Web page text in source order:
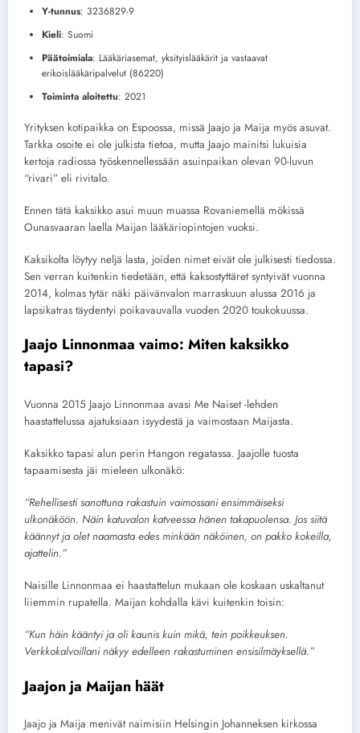
Y-tunnus: 3236829-9
Kieli: Suomi
Päätoimiala: Lääkäriasemat, yksityislääkärit ja vastaavat
erikoislääkäripalvelut (86220)
Toiminta aloitettu: 2021
Yrityksen kotipaikka on Espoossa, missä Jaajo ja Maija myös asuvat.
Tarkka osoite ei ole julkista tietoa, mutta Jaajo mainitsi lukuisia
kertoja radiossa työskennellessään asuinpaikan olevan 90-luvun
“rivari” eli rivitalo.
Ennen tätä kaksikko asui muun muassa Rovaniemellä mökissä
Ounasvaaran laella Maijan lääkäriopintojen vuoksi.
Kaksikolta löytyy neljä lasta, joiden nimet eivät ole julkisesti tiedossa.
Sen verran kuitenkin tiedetään, että kaksostyttäret syntyivät vuonna
2014, kolmas tytär näki päivänvalon marraskuun alussa 2016 ja
lapsikatras täydentyi poikavauvalla vuoden 2020 toukokuussa.
Jaajo Linnonmaa vaimo: Miten kaksikko
tapasi?
Vuonna 2015 Jaajo Linnonmaa avasi Me Naiset -lehden
haastattelussa ajatuksiaan isyydestä ja vaimostaan Maijasta.
Kaksikko tapasi alun perin Hangon regatassa. Jaajolle tuosta
tapaamisesta jäi mieleen ulkonäkö:
“Rehellisesti sanottuna rakastuin vaimossani ensimmäiseksi
ulkonäköön. Näin katuvalon katveessa hänen takapuolensa. Jos siitä
käännyt ja olet naamasta edes minkään näköinen, on pakko kokeilla,
ajattelin.”
Naisille Linnonmaa ei haastattelun mukaan ole koskaan uskaltanut
liiemmin rupatella. Maijan kohdalla kävi kuitenkin toisin:
“Kun häin kääntyi ja oli kaunis kuin mikä, tein poikkeuksen.
Verkkokalvoillani näkyy edelleen rakastuminen ensisilmäyksellä.”
Jaajon ja Maijan häät
Jaajo ja Maija menivät naimisiin Helsingin Johanneksen kirkossa